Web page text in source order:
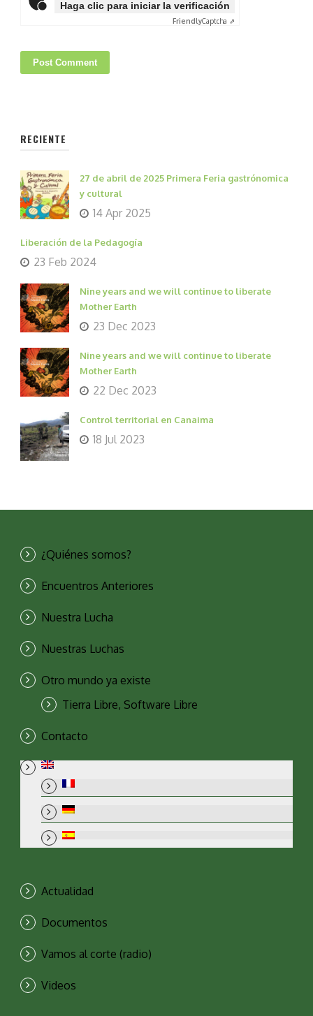
Haga clic para iniciar la verificación
FriendlyCaptcha ⇗
RECIENTE
27 de abril de 2025 Primera Feria gastrónomica
y cultural
14 Apr 2025
Liberación de la Pedagogía
23 Feb 2024
Nine years and we will continue to liberate
Mother Earth
23 Dec 2023
Nine years and we will continue to liberate
Mother Earth
22 Dec 2023
Control territorial en Canaima
18 Jul 2023
¿Quiénes somos?
Encuentros Anteriores
Nuestra Lucha
Nuestras Luchas
Otro mundo ya existe
Tierra Libre, Software Libre
Contacto
Actualidad
Documentos
Vamos al corte (radio)
Videos